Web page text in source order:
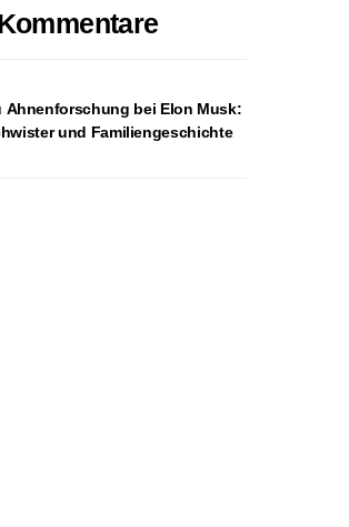
Ahnenforschung bei Elon Musk:
und Familiengeschichte